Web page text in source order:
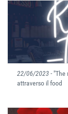
22/06/2023- "The
attraverso il food